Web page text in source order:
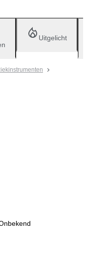
Uitgelicht
4/4 - - Viool - Onbekend